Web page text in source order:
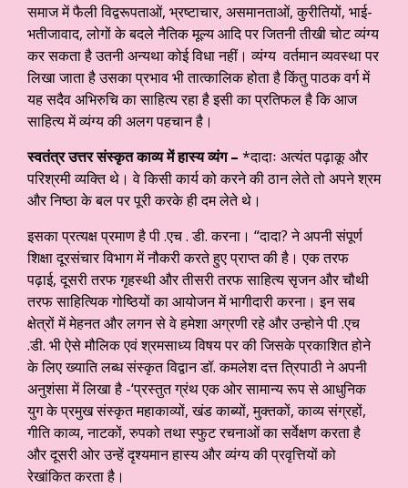
समाज में फैली विद्वरूपताओं, भ्रष्टाचार, असमानताओं, कुरीतियों, भाई-
भतीजावाद, लोगों के बदले नैतिक मूल्य आदि पर जितनी तीखी चोट व्यंग्य
कर सकता है उतनी अन्यथा कोई विधा नहीं। व्यंग्य वर्तमान व्यवस्था पर
लिखा जाता है उसका प्रभाव भी तात्कालिक होता है किंतु पाठक वर्ग में
यह सदैव अभिरुचि का साहित्य रहा है इसी का प्रतिफल है कि आज
साहित्य में व्यंग्य की अलग पहचान है।
स्वतंत्र उत्तर संस्कृत काव्य में हास्य व्यंग – *दादाः अत्यंत पढ़ाकू और
परिश्रमी व्यक्ति थे। वे किसी कार्य को करने की ठान लेते तो अपने श्रम
और निष्ठा के बल पर पूरी करके ही दम लेते थे।
इसका प्रत्यक्ष प्रमाण है पी .एच . डी. करना। “दादा? ने अपनी संपूर्ण
शिक्षा दूरसंचार विभाग में नौकरी करते हुए प्राप्त की है। एक तरफ
पढ़ाई, दूसरी तरफ गृहस्थी और तीसरी तरफ साहित्य सृजन और चौथी
तरफ साहित्यिक गोष्ठियों का आयोजन में भागीदारी करना। इन सब
क्षेत्रों में मेहनत और लगन से वे हमेशा अग्रणी रहे और उन्होने पी .एच
.डी. भी ऐसे मौलिक एवं श्रमसाध्य विषय पर की जिसके प्रकाशित होने
के लिए ख्याति लब्ध संस्कृत विद्वान डॉ. कमलेश दत्त त्रिपाठी ने अपनी
अनुशंसा में लिखा है -‘प्रस्तुत ग्रंथ एक ओर सामान्य रूप से आधुनिक
युग के प्रमुख संस्कृत महाकाव्यों, खंड काब्यों, मुक्तकों, काव्य संग्रहों,
गीति काव्य, नाटकों, रुपको तथा स्फुट रचनाओं का सर्वेक्षण करता है
और दूसरी ओर उन्हें दृश्यमान हास्य और व्यंग्य की प्रवृत्तियों को
रेखांकित करता है।